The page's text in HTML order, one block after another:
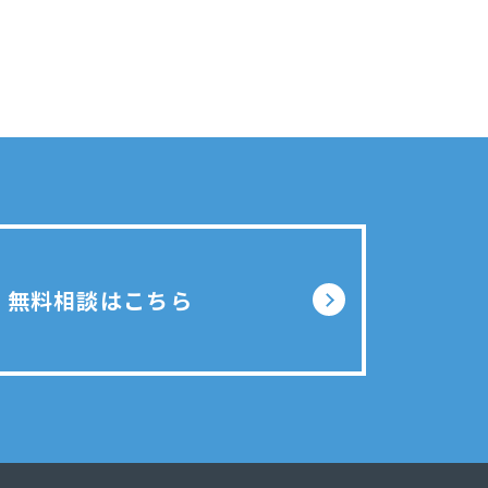
無料相談はこちら